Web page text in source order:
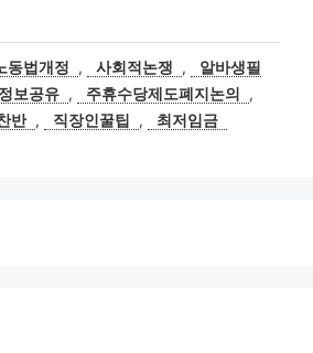
동법개정 , 사회적논쟁 ,
알바생필
정보공유 , 주휴수당제도폐지논의
,
반 , 직장인꿀팁 , 최저임금